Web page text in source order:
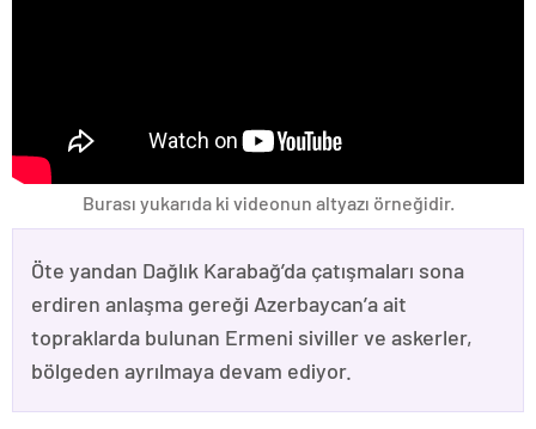
Burası yukarıda ki videonun altyazı örneğidir.
Öte yandan Dağlık Karabağ’da çatışmaları sona
erdiren anlaşma gereği Azerbaycan’a ait
topraklarda bulunan Ermeni siviller ve askerler,
bölgeden ayrılmaya devam ediyor.